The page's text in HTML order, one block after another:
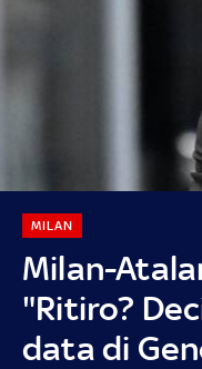
Milan-
"Ritiro?
data di
MILAN